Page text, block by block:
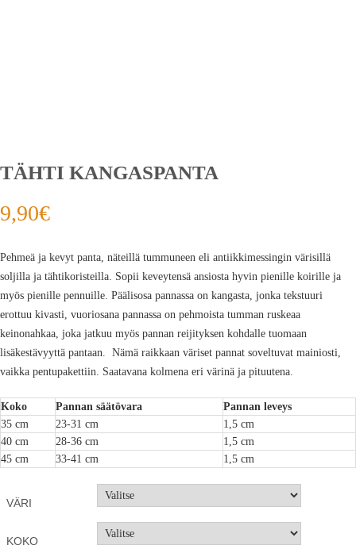
TÄHTI KANGASPANTA
9,90€
Pehmeä ja kevyt panta, näteillä tummuneen eli antiikkimessingin värisillä
soljilla ja tähtikoristeilla. Sopii keveytensä ansiosta hyvin pienille koirille ja
myös pienille pennuille. Päälisosa pannassa on kangasta, jonka tekstuuri
erottuu kivasti, vuoriosana pannassa on pehmoista tumman ruskeaa
keinonahkaa, joka jatkuu myös pannan reijityksen kohdalle tuomaan
lisäkestävyyttä pantaan. Nämä raikkaan väriset pannat soveltuvat mainiosti,
vaikka pentupakettiin. Saatavana kolmena eri värinä ja pituutena.
Koko Pannan säätövara
Pannan leveys
35 cm
23-31 cm
1,5 cm
40 cm
28-36 cm
1,5 cm
45 cm
33-41 cm 1,5 cm
VÄRI
KOKO